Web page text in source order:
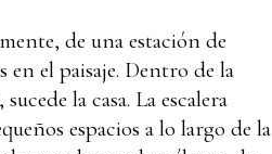
de una estación de
en el paisaje. Dentro de la
la casa. La escalera
espacios a lo largo de la